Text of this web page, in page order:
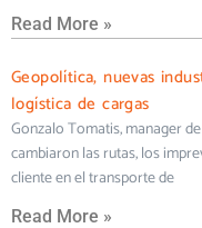
Read More »
Geopolítica, nuevas
logística de cargas
Gonzalo Tomatis, manager
cambiaron las rutas, los
cliente en el transporte de
Read More »